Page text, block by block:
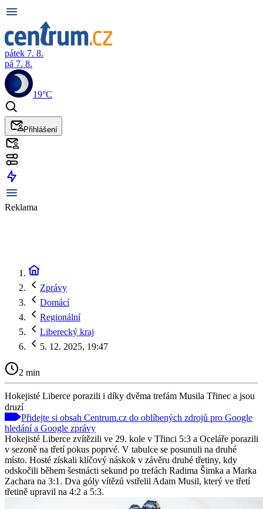
pátek 7. 8.
pá 7. 8.
19°C
Přihlášení
Reklama
Zprávy
Domácí
Regionální
Liberecký kraj
5. 12. 2025, 19:47
2 min
Hokejisté Liberce porazili i díky dvěma trefám Musila Třinec a jsou
druzí
Přidejte si obsah Centrum.cz do oblíbených zdrojů pro Google
hledání a Google zprávy
Hokejisté Liberce zvítězili ve 29. kole v Třinci 5:3 a Oceláře porazili
v sezoně na třetí pokus poprvé. V tabulce se posunuli na druhé
místo. Hosté získali klíčový náskok v závěru druhé třetiny, kdy
odskočili během šestnácti sekund po trefách Radima Šimka a Marka
Zachara na 3:1. Dva góly vítězů vstřelil Adam Musil, který ve třetí
třetině upravil na 4:2 a 5:3.